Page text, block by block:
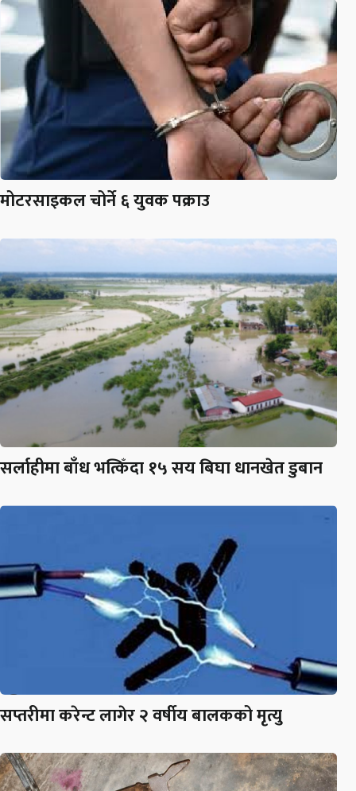
मोटरसाइकल चोर्ने ६ युवक पक्राउ
सर्लाहीमा बाँध भत्किँदा १५ सय बिघा धानखेत डुबान
सप्तरीमा करेन्ट लागेर २ वर्षीय बालकको मृत्यु